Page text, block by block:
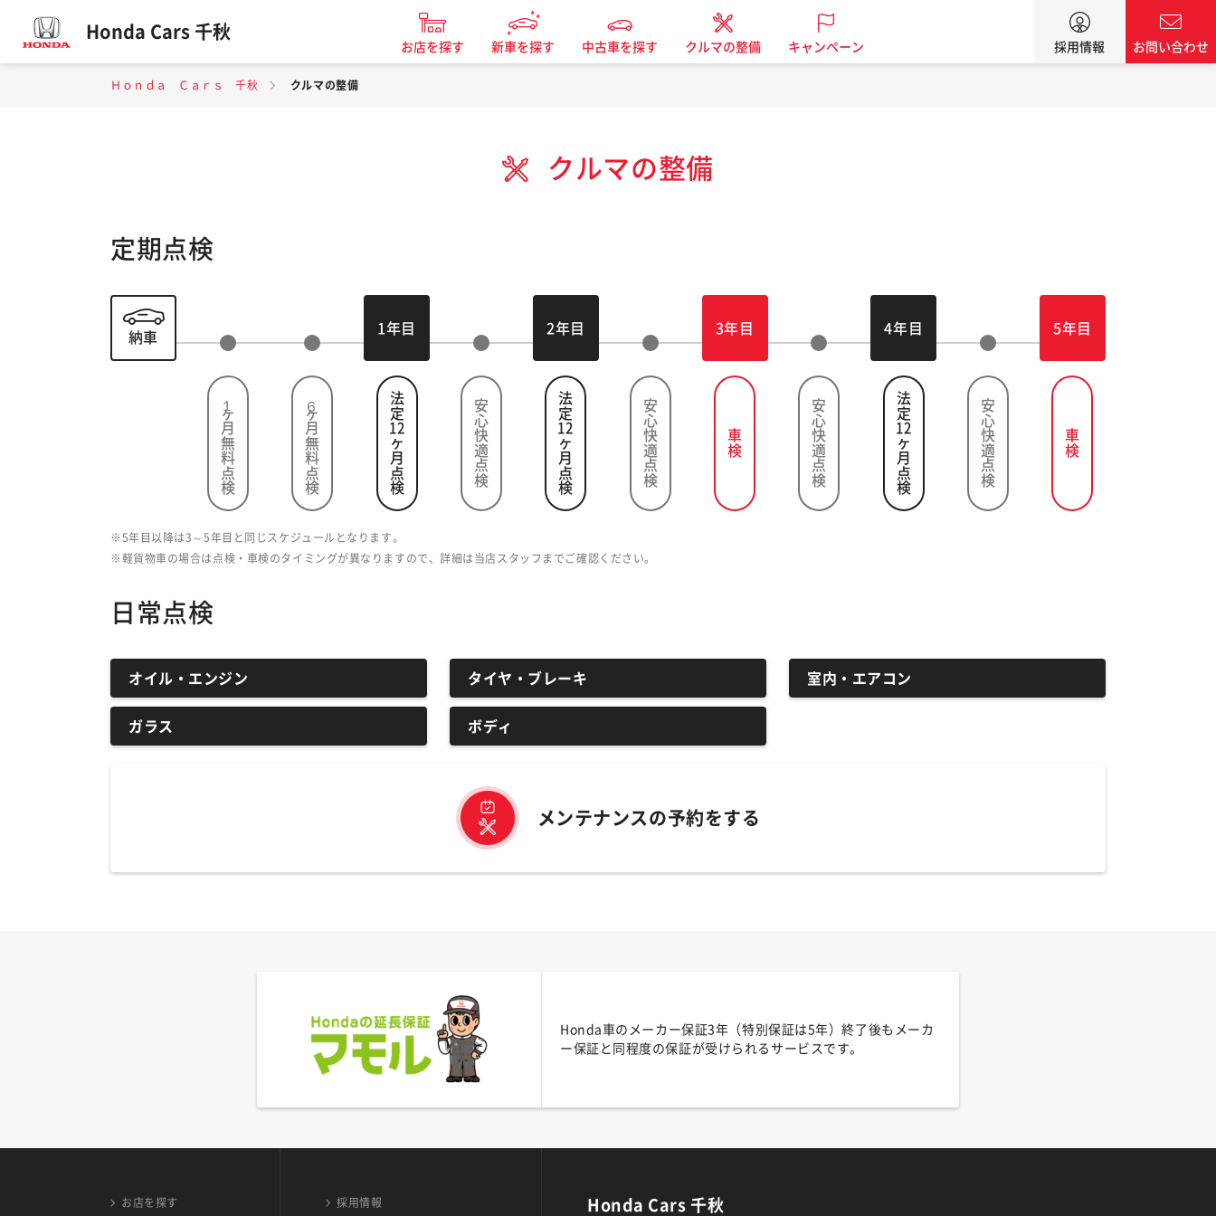
Honda Cars 千秋
お店を探す 新車を探す 中古車を探す クルマの整備 キャンペーン 採用情報 お問い合わせ
Ｈｏｎｄａ Ｃａｒｓ 千秋 クルマの整備
クルマの整備
定期点検
納車
１ヶ月無料点検 ６ヶ月無料点検
1年目
法定
12
ヶ月点検 安心快適点検
2年目
法定
12
ヶ月点検 安心快適点検
3年目
車検 安心快適点検
4年目
法定
12
ヶ月点検 安心快適点検
5年目
車検
5年目以降は3～5年目と同じスケジュールとなります。
軽貨物車の場合は点検・車検のタイミングが異なりますので、詳細は当店スタッフまでご確認ください。
日常点検
オイル・エンジン タイヤ・ブレーキ 室内・エアコン
ガラス ボディ
メンテナンスの予約をする
Honda車のメーカー保証3年（特別保証は5年）終了後もメーカ
ー保証と同程度の保証が受けられるサービスです。
お店を探す 採用情報 Honda Cars 千秋